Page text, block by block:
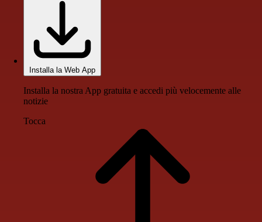
Installa la Web App
Installa la nostra App gratuita e accedi più velocemente alle
notizie
Tocca